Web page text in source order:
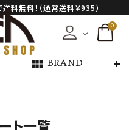
無料！（通常送料￥935）
0
view_module BRAND
ト一覧